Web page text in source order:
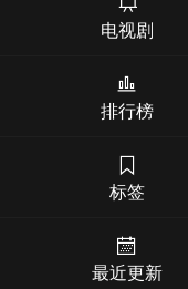
电视剧
排行榜
标签
最近更新